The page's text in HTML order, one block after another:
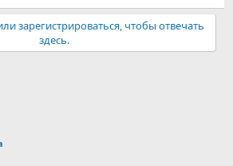
зарегистрироваться, чтобы отвечать
здесь.